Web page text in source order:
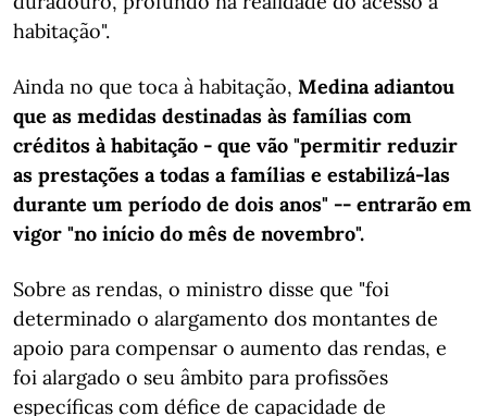
habitação".
Ainda no que toca à habitação, Medina adiantou
que as medidas destinadas às famílias com
créditos à habitação - que vão "permitir reduzir
as prestações a todas a famílias e estabilizá-las
durante um período de dois anos" -- entrarão em
vigor "no início do mês de novembro".
Sobre as rendas, o ministro disse que "foi
determinado o alargamento dos montantes de
apoio para compensar o aumento das rendas, e
foi alargado o seu âmbito para profissões
específicas com défice de capacidade de